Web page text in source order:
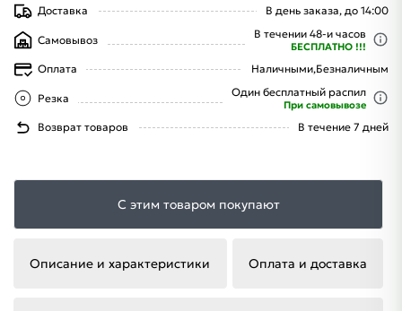
Доставка В день заказа, до 14:00
Самовывоз В течении 48-и часов
БЕСПЛАТНО !!!
Оплата Наличными,Безналичным
Резка Один бесплатный распил
При самовывозе
Возврат товаров В течение 7 дней
С этим товаром покупают
Описание и характеристики Оплата и доставка